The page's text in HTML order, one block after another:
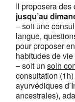
Do you own
Il proposera des
jusqu’au
– soit une
langue,
pour proposer
habitudes de
– soit un soin
consultation
ayurvédiques
ancestrales),